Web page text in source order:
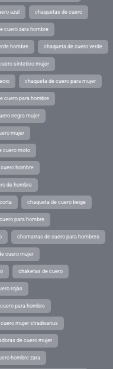
azul chaquetas de cuero
cuero zara hombre
hombre chaqueta de cuero verde
sintetico mujer
chaqueta de cuero para mujer
cuero para hombre
negra mujer
mujer
cuero moto
hombre
de hombre
chaqueta de cuero beige
para hombre
chamarras de cuero para hombres
cuero mujer
chaketas de cuero
rojas
para hombre
mujer stradivarius
de cuero mujer
hombre zara